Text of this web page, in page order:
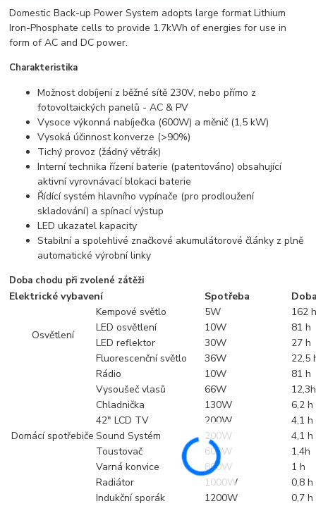
Domestic Back-up Power System adopts large format Lithium
Iron-Phosphate cells to provide 1.7kWh of energies for use in
form of AC and DC power.
Charakteristika
Možnost dobíjení z běžné sítě 230V, nebo přímo z
fotovoltaických panelů - AC & PV
Vysoce výkonná nabíječka (600W) a měnič (1,5 kW)
Vysoká účinnost konverze (>90%)
Tichý provoz (žádný větrák)
Interní technika řízení baterie (patentováno) obsahující
aktivní vyrovnávací blokaci baterie
Řídící systém hlavního vypínače (pro prodloužení
skladování) a spínací výstup
LED ukazatel kapacity
Stabilní a spolehlivé značkové akumulátorové články z plně
automatické výrobní linky
Doba chodu při zvolené zátěži
Elektrické vybavení Spotřeba
Osvětlení
Kempové světlo 5W
162
LED osvětlení
10W
81 h
LED reflektor
30W
27 h
Fluorescenční světlo
36W 22,5
Domácí spotřebiče
Rádio 10W
81 h
Vysoušeč vlasů
66W
12,3h
Chladnička
130W
6,2 h
42" LCD TV
200W
4,1 h
Sound Systém
200W
4,1 h
Toustovač
600W
1,4h
Varná konvice
800W
1 h
Radiátor
1000W
0,8 h
Indukční sporák
1200W 0,7 h